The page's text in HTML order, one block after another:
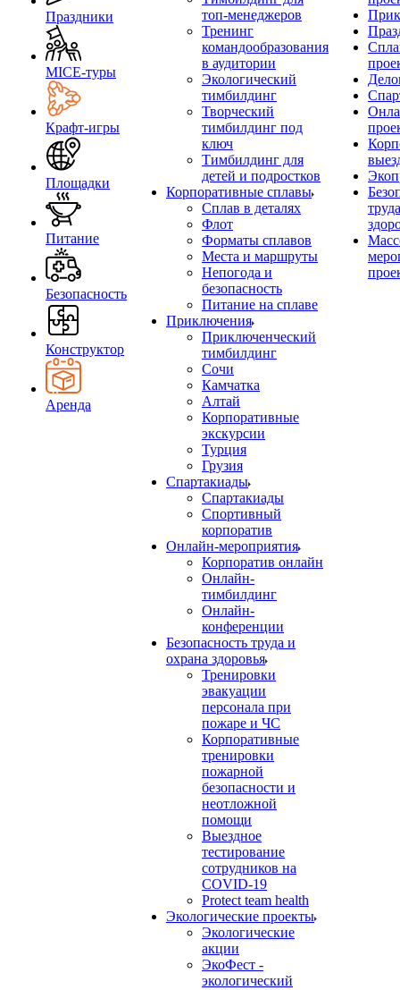
Праздники
MICE‑туры
Крафт-игры
Площадки
Питание
Безопасность
Конструктор
Аренда
топ-менеджеров
Тренинг
командообразования
в аудитории
Экологический
тимбилдинг
Творческий
тимбилдинг под
ключ
Тимбилдинг для
детей и подростков
Корпоративные сплавы
Сплав в деталях
Флот
Форматы сплавов
Места и маршруты
Непогода и
безопасность
Питание на сплаве
Приключения
Приключенческий
тимбилдинг
Сочи
Камчатка
Алтай
Корпоративные
экскурсии
Турция
Грузия
Спартакиады
Спартакиады
Спортивный
корпоратив
Онлайн-мероприятия
Корпоратив онлайн
Онлайн-
тимбилдинг
Онлайн-
конференции
Безопасность труда и
охрана здоровья
Тренировки
эвакуации
персонала при
пожаре и ЧС
Корпоративные
тренировки
пожарной
безопасности и
неотложной
помощи
Выездное
тестирование
сотрудников на
COVID-19
Protect team health
Экологические проекты
Экологические
акции
ЭкоФест -
экологический